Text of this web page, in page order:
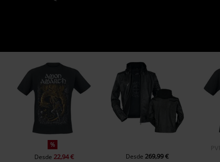
%
Desde 22,94 € Desde 269,99 €